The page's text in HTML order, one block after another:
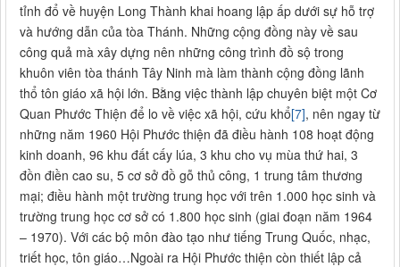
tỉnh đổ về huyện Long Thành khai hoang lập ấp dưới sự hỗ trợ
và hướng dẫn của tòa Thánh. Những cộng đồng này về sau
công quả mà xây dựng nên những công trình đồ sộ trong
khuôn viên tòa thánh Tây Ninh mà làm thành cộng đồng lãnh
thổ tôn giáo xã hội lớn. Bằng việc thành lập chuyên biệt một Cơ
Quan Phước Thiện để lo về việc xã hội, cứu khổ[7], nên ngay từ
những năm 1960 Hội Phước thiện đã điều hành 108 hoạt động
kinh doanh, 96 khu đất cấy lúa, 3 khu cho vụ mùa thứ hai, 3
đồn điền cao su, 5 cơ sở đồ gỗ thủ công, 1 trung tâm thương
mại; điều hành một trường trung học với trên 1.000 học sinh và
trường trung học cơ sở có 1.800 học sinh (giai đoạn năm 1964
– 1970). Với các bộ môn đào tạo như tiếng Trung Quốc, nhạc,
triết học, tôn giáo…Ngoài ra Hội Phước thiện còn thiết lập cả